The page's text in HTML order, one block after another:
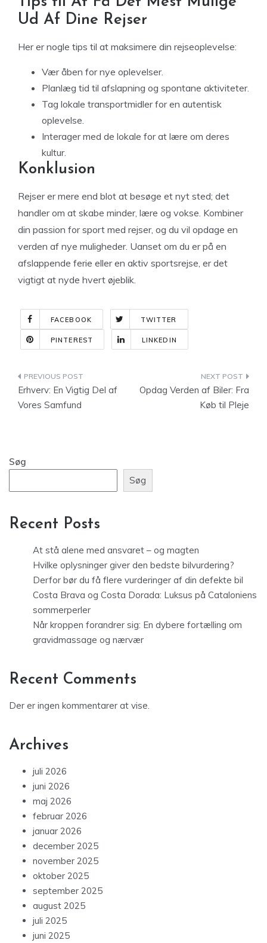
Ud Af Dine Rejser
Her er nogle tips til at maksimere din rejseoplevelse:
Vær åben for nye oplevelser.
Planlæg tid til afslapning og spontane aktiviteter.
Tag lokale transportmidler for en autentisk
oplevelse.
Interager med de lokale for at lære om deres
kultur.
Konklusion
Rejser er mere end blot at besøge et nyt sted; det
handler om at skabe minder, lære og vokse. Kombiner
din passion for sport med rejser, og du vil opdage en
verden af nye muligheder. Uanset om du er på en
afslappende ferie eller en aktiv sportsrejse, er det
vigtigt at nyde hvert øjeblik.
FACEBOOK TWITTER
PINTEREST LINKEDIN
Indlægsnavigation
Erhverv: En Vigtig Del af
Vores Samfund
Opdag Verden af Biler: Fra
Køb til Pleje
Søg
Søg
Recent Posts
At stå alene med ansvaret – og magten
Hvilke oplysninger giver den bedste bilvurdering?
Derfor bør du få flere vurderinger af din defekte bil
Costa Brava og Costa Dorada: Luksus på Cataloniens
sommerperler
Når kroppen forandrer sig: En dybere fortælling om
gravidmassage og nærvær
Recent Comments
Der er ingen kommentarer at vise.
Archives
juli 2026
juni 2026
maj 2026
februar 2026
januar 2026
december 2025
november 2025
oktober 2025
september 2025
august 2025
juli 2025
juni 2025